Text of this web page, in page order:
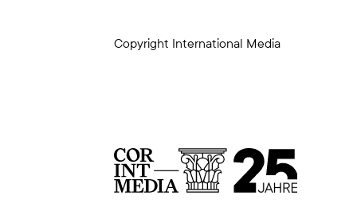
Copyright International Media